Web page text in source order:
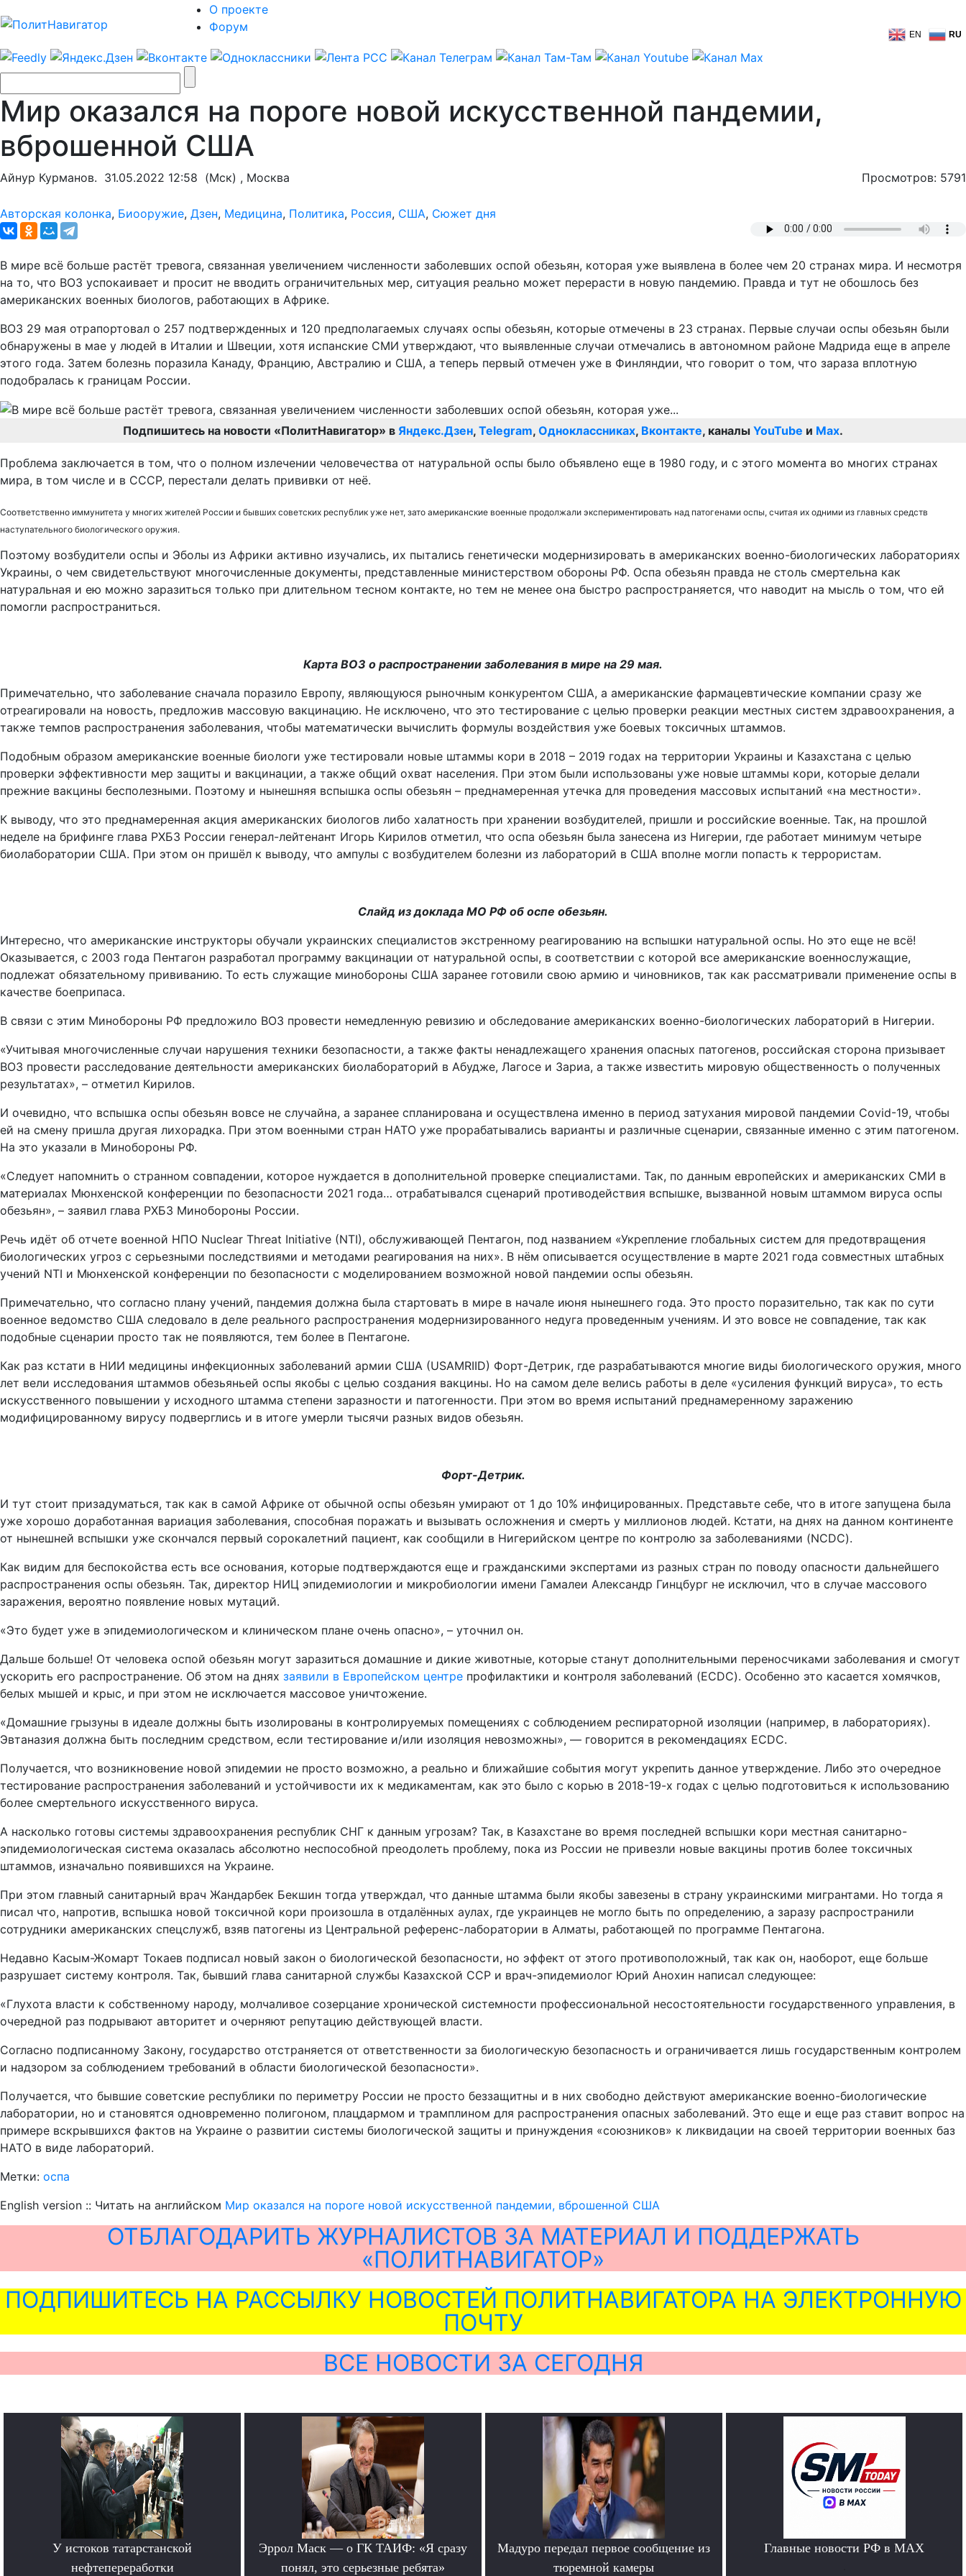
О проекте
Форум
EN RU
Мир оказался на пороге новой искусственной пандемии,
вброшенной США
Айнур Курманов. 31.05.2022 12:58 (Мск) , Москва Просмотров: 5791
Авторская колонка, Биооружие, Дзен, Медицина, Политика, Россия, США, Сюжет дня
В мире всё больше растёт тревога, связанная увеличением численности заболевших оспой обезьян, которая уже выявлена в более чем 20 странах мира. И несмотря
на то, что ВОЗ успокаивает и просит не вводить ограничительных мер, ситуация реально может перерасти в новую пандемию. Правда и тут не обошлось без
американских военных биологов, работающих в Африке.
ВОЗ 29 мая отрапортовал о 257 подтвержденных и 120 предполагаемых случаях оспы обезьян, которые отмечены в 23 странах. Первые случаи оспы обезьян были
обнаружены в мае у людей в Италии и Швеции, хотя испанские СМИ утверждают, что выявленные случаи отмечались в автономном районе Мадрида еще в апреле
этого года. Затем болезнь поразила Канаду, Францию, Австралию и США, а теперь первый отмечен уже в Финляндии, что говорит о том, что зараза вплотную
подобралась к границам России.
Подпишитесь на новости «ПолитНавигатор» в Яндекс.Дзен, Telegram, Одноклассниках, Вконтакте, каналы YouTube и Max.
Проблема заключается в том, что о полном излечении человечества от натуральной оспы было объявлено еще в 1980 году, и с этого момента во многих странах
мира, в том числе и в СССР, перестали делать прививки от неё.
Соответственно иммунитета у многих жителей России и бывших советских республик уже нет, зато американские военные продолжали экспериментировать над патогенами оспы, считая их одними из главных средств
наступательного биологического оружия.
Поэтому возбудители оспы и Эболы из Африки активно изучались, их пытались генетически модернизировать в американских военно-биологических лабораториях
Украины, о чем свидетельствуют многочисленные документы, представленные министерством обороны РФ. Оспа обезьян правда не столь смертельна как
натуральная и ею можно заразиться только при длительном тесном контакте, но тем не менее она быстро распространяется, что наводит на мысль о том, что ей
помогли распространиться.
Карта ВОЗ о распространении заболевания в мире на 29 мая.
Примечательно, что заболевание сначала поразило Европу, являющуюся рыночным конкурентом США, а американские фармацевтические компании сразу же
отреагировали на новость, предложив массовую вакцинацию. Не исключено, что это тестирование с целью проверки реакции местных систем здравоохранения, а
также темпов распространения заболевания, чтобы математически вычислить формулы воздействия уже боевых токсичных штаммов.
Подобным образом американские военные биологи уже тестировали новые штаммы кори в 2018 – 2019 годах на территории Украины и Казахстана с целью
проверки эффективности мер защиты и вакцинации, а также общий охват населения. При этом были использованы уже новые штаммы кори, которые делали
прежние вакцины бесполезными. Поэтому и нынешняя вспышка оспы обезьян – преднамеренная утечка для проведения массовых испытаний «на местности».
К выводу, что это преднамеренная акция американских биологов либо халатность при хранении возбудителей, пришли и российские военные. Так, на прошлой
неделе на брифинге глава РХБЗ России генерал-лейтенант Игорь Кирилов отметил, что оспа обезьян была занесена из Нигерии, где работает минимум четыре
биолаборатории США. При этом он пришёл к выводу, что ампулы с возбудителем болезни из лабораторий в США вполне могли попасть к террористам.
Слайд из доклада МО РФ об оспе обезьян.
Интересно, что американские инструкторы обучали украинских специалистов экстренному реагированию на вспышки натуральной оспы. Но это еще не всё!
Оказывается, с 2003 года Пентагон разработал программу вакцинации от натуральной оспы, в соответствии с которой все американские военнослужащие,
подлежат обязательному прививанию. То есть служащие минобороны США заранее готовили свою армию и чиновников, так как рассматривали применение оспы в
качестве боеприпаса.
В связи с этим Минобороны РФ предложило ВОЗ провести немедленную ревизию и обследование американских военно-биологических лабораторий в Нигерии.
«Учитывая многочисленные случаи нарушения техники безопасности, а также факты ненадлежащего хранения опасных патогенов, российская сторона призывает
ВОЗ провести расследование деятельности американских биолабораторий в Абудже, Лагосе и Зариа, а также известить мировую общественность о полученных
результатах», – отметил Кирилов.
И очевидно, что вспышка оспы обезьян вовсе не случайна, а заранее спланирована и осуществлена именно в период затухания мировой пандемии Covid-19, чтобы
ей на смену пришла другая лихорадка. При этом военными стран НАТО уже прорабатывались варианты и различные сценарии, связанные именно с этим патогеном.
На это указали в Минобороны РФ.
«Следует напомнить о странном совпадении, которое нуждается в дополнительной проверке специалистами. Так, по данным европейских и американских СМИ в
материалах Мюнхенской конференции по безопасности 2021 года… отрабатывался сценарий противодействия вспышке, вызванной новым штаммом вируса оспы
обезьян», – заявил глава РХБЗ Минобороны России.
Речь идёт об отчете военной НПО Nuclear Threat Initiative (NTI), обслуживающей Пентагон, под названием «Укрепление глобальных систем для предотвращения
биологических угроз с серьезными последствиями и методами реагирования на них». В нём описывается осуществление в марте 2021 года совместных штабных
учений NTI и Мюнхенской конференции по безопасности с моделированием возможной новой пандемии оспы обезьян.
Примечательно, что согласно плану учений, пандемия должна была стартовать в мире в начале июня нынешнего года. Это просто поразительно, так как по сути
военное ведомство США следовало в деле реального распространения модернизированного недуга проведенным учениям. И это вовсе не совпадение, так как
подобные сценарии просто так не появляются, тем более в Пентагоне.
Как раз кстати в НИИ медицины инфекционных заболеваний армии США (USAMRIID) Форт-Детрик, где разрабатываются многие виды биологического оружия, много
лет вели исследования штаммов обезьяньей оспы якобы с целью создания вакцины. Но на самом деле велись работы в деле «усиления функций вируса», то есть
искусственного повышении у исходного штамма степени заразности и патогенности. При этом во время испытаний преднамеренному заражению
модифицированному вирусу подверглись и в итоге умерли тысячи разных видов обезьян.
Форт-Детрик.
И тут стоит призадуматься, так как в самой Африке от обычной оспы обезьян умирают от 1 до 10% инфицированных. Представьте себе, что в итоге запущена была
уже хорошо доработанная вариация заболевания, способная поражать и вызывать осложнения и смерть у миллионов людей. Кстати, на днях на данном континенте
от нынешней вспышки уже скончался первый сорокалетний пациент, как сообщили в Нигерийском центре по контролю за заболеваниями (NCDC).
Как видим для беспокойства есть все основания, которые подтверждаются еще и гражданскими экспертами из разных стран по поводу опасности дальнейшего
распространения оспы обезьян. Так, директор НИЦ эпидемиологии и микробиологии имени Гамалеи Александр Гинцбург не исключил, что в случае массового
заражения, вероятно появление новых мутаций.
«Это будет уже в эпидемиологическом и клиническом плане очень опасно», – уточнил он.
Дальше больше! От человека оспой обезьян могут заразиться домашние и дикие животные, которые станут дополнительными переносчиками заболевания и смогут
ускорить его распространение. Об этом на днях заявили в Европейском центре профилактики и контроля заболеваний (ECDC). Особенно это касается хомячков,
белых мышей и крыс, и при этом не исключается массовое уничтожение.
«Домашние грызуны в идеале должны быть изолированы в контролируемых помещениях с соблюдением респираторной изоляции (например, в лабораториях).
Эвтаназия должна быть последним средством, если тестирование и/или изоляция невозможны», — говорится в рекомендациях ECDC.
Получается, что возникновение новой эпидемии не просто возможно, а реально и ближайшие события могут укрепить данное утверждение. Либо это очередное
тестирование распространения заболеваний и устойчивости их к медикаментам, как это было с корью в 2018-19-х годах с целью подготовиться к использованию
более смертельного искусственного вируса.
А насколько готовы системы здравоохранения республик СНГ к данным угрозам? Так, в Казахстане во время последней вспышки кори местная санитарно-
эпидемиологическая система оказалась абсолютно неспособной преодолеть проблему, пока из России не привезли новые вакцины против более токсичных
штаммов, изначально появившихся на Украине.
При этом главный санитарный врач Жандарбек Бекшин тогда утверждал, что данные штамма были якобы завезены в страну украинскими мигрантами. Но тогда я
писал что, напротив, вспышка новой токсичной кори произошла в отдалённых аулах, где украинцев не могло быть по определению, а заразу распространили
сотрудники американских спецслужб, взяв патогены из Центральной референс-лаборатории в Алматы, работающей по программе Пентагона.
Недавно Касым-Жомарт Токаев подписал новый закон о биологической безопасности, но эффект от этого противоположный, так как он, наоборот, еще больше
разрушает систему контроля. Так, бывший глава санитарной службы Казахской ССР и врач-эпидемиолог Юрий Анохин написал следующее:
«Глухота власти к собственному народу, молчаливое созерцание хронической системности профессиональной несостоятельности государственного управления, в
очередной раз подрывают авторитет и очерняют репутацию действующей власти.
Согласно подписанному Закону, государство отстраняется от ответственности за биологическую безопасность и ограничивается лишь государственным контролем
и надзором за соблюдением требований в области биологической безопасности».
Получается, что бывшие советские республики по периметру России не просто беззащитны и в них свободно действуют американские военно-биологические
лаборатории, но и становятся одновременно полигоном, плацдармом и трамплином для распространения опасных заболеваний. Это еще и еще раз ставит вопрос на
примере вскрывшихся фактов на Украине о развитии системы биологической защиты и принуждения «союзников» к ликвидации на своей территории военных баз
НАТО в виде лабораторий.
Метки: оспа
English version :: Читать на английском Мир оказался на пороге новой искусственной пандемии, вброшенной США
ОТБЛАГОДАРИТЬ ЖУРНАЛИСТОВ ЗА МАТЕРИАЛ И ПОДДЕРЖАТЬ
«ПОЛИТНАВИГАТОР»
ПОДПИШИТЕСЬ НА РАССЫЛКУ НОВОСТЕЙ ПОЛИТНАВИГАТОРА НА ЭЛЕКТРОННУЮ
ПОЧТУ
ВСЕ НОВОСТИ ЗА СЕГОДНЯ
У истоков татарстанской
нефтепереработки
Эррол Маск — о ГК ТАИФ: «Я сразу
понял, это серьезные ребята»
Мадуро передал первое сообщение из
тюремной камеры
Главные новости РФ в MAX